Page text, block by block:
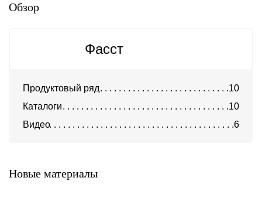
Обзор
Фасст
Продуктовый ряд
10
Каталоги
10
Видео
6
Новые материалы